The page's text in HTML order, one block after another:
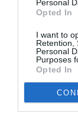
Personal
Opted In
I want to
Retention,
Personal
Purposes
Opted In
ΜΟΥΣΙΚΗ /
07.08.2026 | 19.04
Mania The
Abba Tribute:
Μια μοναδική
συναυλία στο
Christmas
ΘΕΑΤΡΟ - ΧΟΡΟΣ /